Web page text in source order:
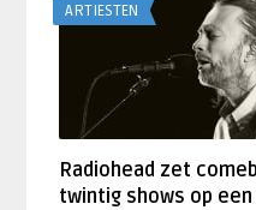
ARTIESTEN
Radiohead zet
twintig shows op